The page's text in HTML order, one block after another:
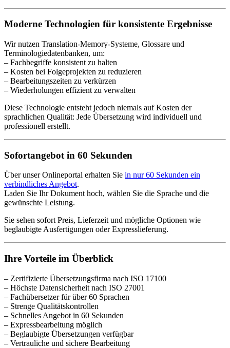
Moderne Technologien für konsistente Ergebnisse
Wir nutzen Translation-Memory-Systeme, Glossare und
Terminologiedatenbanken, um:
– Fachbegriffe konsistent zu halten
– Kosten bei Folgeprojekten zu reduzieren
– Bearbeitungszeiten zu verkürzen
– Wiederholungen effizient zu verwalten
Diese Technologie entsteht jedoch niemals auf Kosten der
sprachlichen Qualität: Jede Übersetzung wird individuell und
professionell erstellt.
Sofortangebot in 60 Sekunden
Über unser Onlineportal erhalten Sie in nur 60 Sekunden ein
verbindliches Angebot.
Laden Sie Ihr Dokument hoch, wählen Sie die Sprache und die
gewünschte Leistung.
Sie sehen sofort Preis, Lieferzeit und mögliche Optionen wie
beglaubigte Ausfertigungen oder Expresslieferung.
Ihre Vorteile im Überblick
– Zertifizierte Übersetzungsfirma nach ISO 17100
– Höchste Datensicherheit nach ISO 27001
– Fachübersetzer für über 60 Sprachen
– Strenge Qualitätskontrollen
– Schnelles Angebot in 60 Sekunden
– Expressbearbeitung möglich
– Beglaubigte Übersetzungen verfügbar
– Vertrauliche und sichere Bearbeitung